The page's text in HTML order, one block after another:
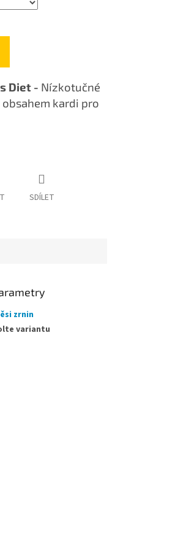
Diet - Nízkotučné
kardi pro
SDÍLET
zrnin
variantu